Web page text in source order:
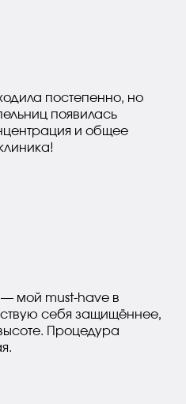
постепенно, но
появилась
и общее
— мой must-have в
себя защищённее,
Процедура